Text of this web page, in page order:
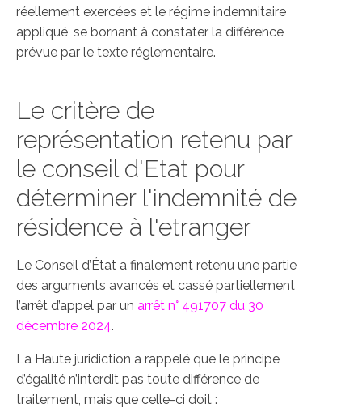
réellement exercées et le régime indemnitaire
appliqué, se bornant à constater la différence
prévue par le texte réglementaire.
Le critère de
représentation retenu par
le conseil d'Etat pour
déterminer l'indemnité de
résidence à l'etranger
Le Conseil d’État a finalement retenu une partie
des arguments avancés et cassé partiellement
l’arrêt d’appel par un arrêt n° 491707 du 30
décembre 2024.
La Haute juridiction a rappelé que le principe
d’égalité n’interdit pas toute différence de
traitement, mais que celle-ci doit :